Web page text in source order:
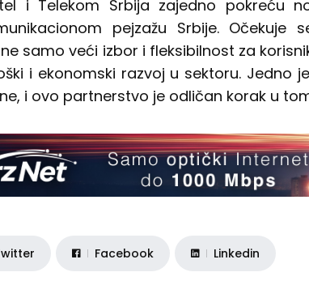
i Telekom Srbija zajedno pokreću
pejzažu Srbije.
samo veći izbor i fleksibilnost za
i ekonomski razvoj u sektoru. Jedno
i ovo partnerstvo je odličan korak u
Facebook Linkedin